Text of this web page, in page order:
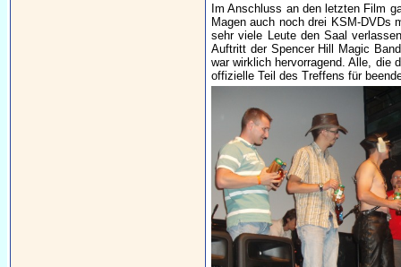
Im Anschluss an den letzten Film
Magen auch noch drei KSM-DVDs
sehr viele Leute den Saal
Auftritt der Spencer Hill Magic
war wirklich hervorragend. Alle, die
offizielle Teil des Treffens für